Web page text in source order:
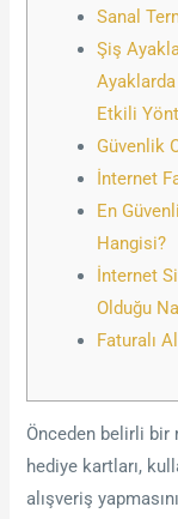
Sanal
Şiş
Etkili
Güvenlik
İnternet
En
Hangisi?
İnternet
Olduğu
Faturalı
Önceden belirli
hediye kartları,
alışveriş